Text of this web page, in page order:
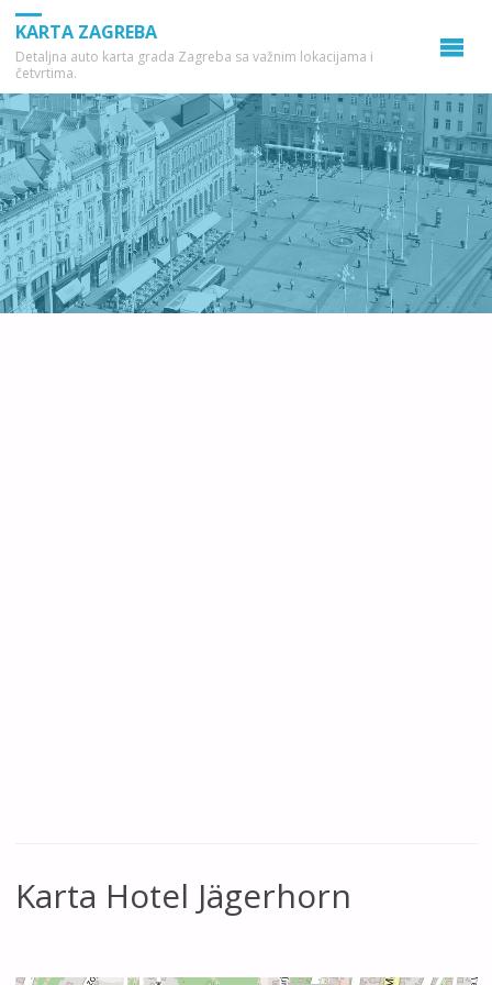
KARTA ZAGREBA
Detaljna auto karta grada Zagreba sa važnim lokacijama i
četvrtima.
Karta Hotel Jägerhorn